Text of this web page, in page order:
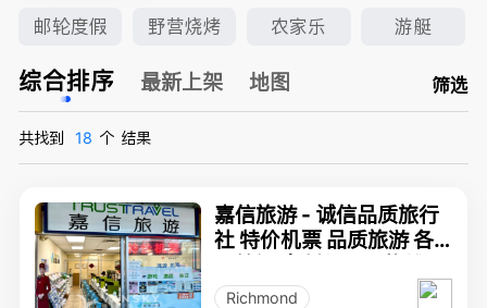
邮轮度假 野营烧烤 农家乐 游艇
综合排序 最新上架 地图 筛选
共找到 18 个 结果
嘉信旅游 - 诚信品质旅行
社 特价机票 品质旅游 各
6042078869
Richmond